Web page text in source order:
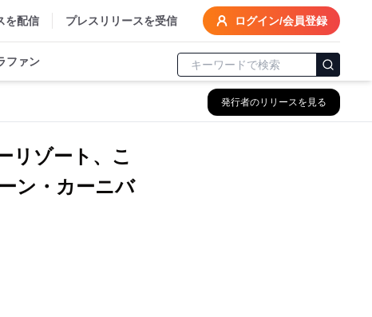
を配信 プレスリリースを受信 ログイン/会員登録
ファン
発行者のリリースを見る
リゾート、こ
ン・カーニバ